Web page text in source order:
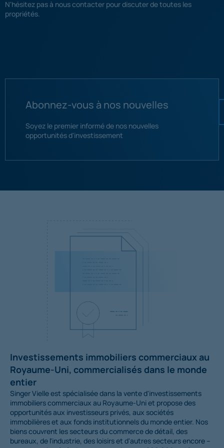
N'hésitez pas à nous contacter pour discuter de toutes les
propriétés.
Abonnez-vous à nos nouvelles
Soyez le premier informé de nos nouvelles
opportunités d'investissement
Investissements immobiliers commerciaux au
Royaume-Uni, commercialisés dans le monde
entier
Singer Vielle est spécialisée dans la vente d'investissements
immobiliers commerciaux au Royaume-Uni et propose des
opportunités aux investisseurs privés, aux sociétés
immobilières et aux fonds institutionnels du monde entier. Nos
biens couvrent les secteurs du commerce de détail, des
bureaux, de l'industrie, des loisirs et d'autres secteurs encore –